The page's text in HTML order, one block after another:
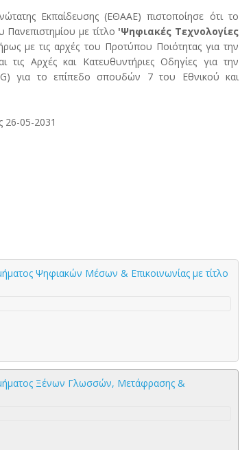
Εκπαίδευσης (ΕΘΑΑΕ) πιστοποίησε ότι το
με τίτλο 'Ψηφιακές Τεχνολογίες
με τις αρχές του Προτύπου Ποιότητας για την
Αρχές και Κατευθυντήριες Οδηγίες για την
για το επίπεδο σπουδών 7 του Εθνικού και
26-05-2031
Ψηφιακών Μέσων & Επικοινωνίας με τίτλο
Ξένων Γλωσσών, Μετάφρασης &